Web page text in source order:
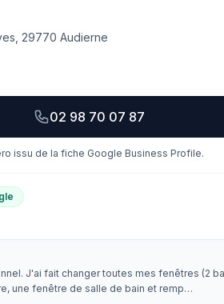
29770 Audierne
02 98 70 07 87
issu de la fiche Google Business Profile.
J'ai fait changer toutes mes fenêtres (2
une fenêtre de salle de bain et remp…